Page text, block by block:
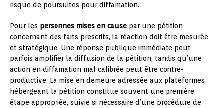
risque de poursuites pour diffamation.
Pour les personnes mises en cause par une pétition
concernant des faits prescrits, la réaction doit être mesurée
et stratégique. Une réponse publique immédiate peut
parfois amplifier la diffusion de la pétition, tandis qu’une
action en diffamation mal calibrée peut être contre-
productive. La mise en demeure adressée aux plateformes
hébergeant la pétition constitue souvent une première
étape appropriée, suivie si nécessaire d’une procédure de